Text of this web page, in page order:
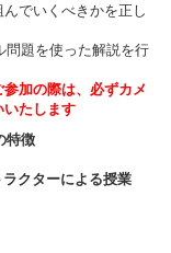
でいくべきかを正し
題を使った解説を行
加の際は、必ずカメ
いたします
特徴
クターによる授業